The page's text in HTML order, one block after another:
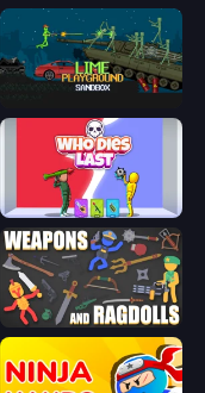
Who Dies Last?
Weapons and Ragdolls